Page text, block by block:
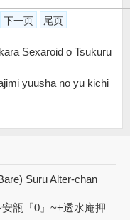
下一页 尾页
Sexaroid o Tsukuru
yuusha no yu kichi
Suru Alter-chan
瓿『0』~+透水庵押